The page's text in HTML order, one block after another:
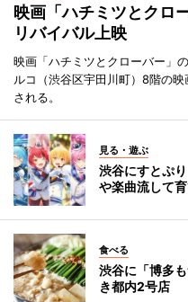
映画「ハチミツとクロ
リバイバル上映
映画「ハチミツとクローバー」
ルコ（渋谷区宇田川町）8階の
される。
見る・遊ぶ
渋谷にすとぷ
や楽曲流して
食べる
渋谷に「博多
き都内2号店